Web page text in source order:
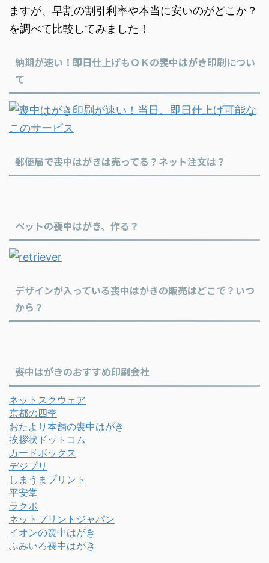
ますが、早割の割引利率や本当に安いのがどこか？
を調べて比較してみました！
納期が速い！即日仕上げもＯＫの喪中はがき印刷につい
て
郵便局で喪中はがきは売ってる？ネット注文は？
ペットの喪中はがき、作る？
デザインが入っている喪中はがきの販売はどこで？いつ
から？
喪中はがきのおすすめ印刷会社
ネットスクウェア
京都の四季
おたより本舗の喪中はがき
挨拶状ドットコム
カードボックス
デジプリ
しまうまプリント
平安堂
ラクポ
ネットプリントジャパン
イオンの喪中はがき
ふみいろ喪中はがき